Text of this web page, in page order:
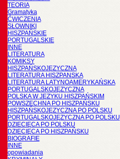
TEORIA
Gramatyka
ĆWICZENIA
SŁOWNIKI
HISZPAŃSKIE
PORTUGALSKIE
INNE
LITERATURA
KOMIKSY
HISZPAŃSKOJĘZYCZNA
LITERATURA HISZPANSKA
LITERATURA LATYNOAMERYKAŃSKA
PORTUGALSKOJĘZYCZNA
POLSKA W JĘZYKU HISZPAŃSKIM
POWSZECHNA PO HISZPAŃSKU
HISZPAŃSKOJĘZYCZNA PO POLSKU
PORTUGALSKOJĘZYCZNA PO POLSKU
DZIECIĘCA PO POLSKU
DZIECIĘCA PO HISZPAŃSKU
BIOGRAFIE
INNE
opowiadania